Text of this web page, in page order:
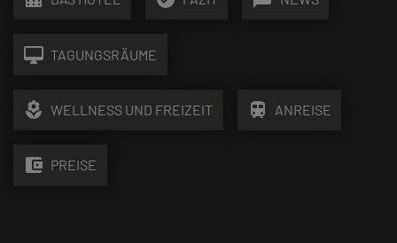
desktop_mac TAGUNGSRÄUME
local_florist WELLNESS UND FREIZEIT train ANREISE
account_balance_wallet PREISE